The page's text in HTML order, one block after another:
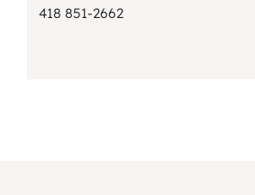
418 851-2662